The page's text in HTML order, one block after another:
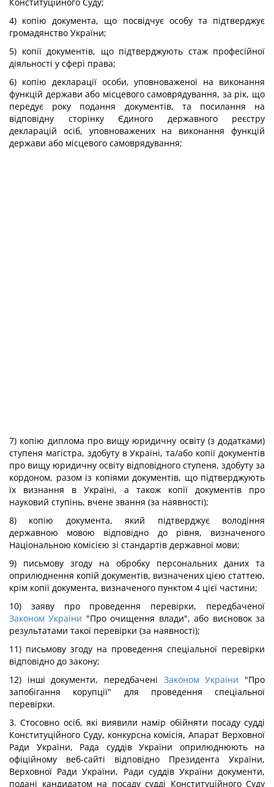
4) копію документа, що посвідчує особу та підтверджує
громадянство України;
5) копії документів, що підтверджують стаж професійної
діяльності у сфері права;
6) копію декларації особи, уповноваженої на виконання
функцій держави або місцевого самоврядування, за рік, що
передує року подання документів, та посилання на
відповідну сторінку Єдиного державного реєстру
декларацій осіб, уповноважених на виконання функцій
держави або місцевого самоврядування;
7) копію диплома про вищу юридичну освіту (з додатками)
ступеня магістра, здобуту в Україні, та/або копії документів
про вищу юридичну освіту відповідного ступеня, здобуту за
кордоном, разом із копіями документів, що підтверджують
їх визнання в Україні, а також копії документів про
науковий ступінь, вчене звання (за наявності);
8) копію документа, який підтверджує володіння
державною мовою відповідно до рівня, визначеного
Національною комісією зі стандартів державної мови;
9) письмову згоду на обробку персональних даних та
оприлюднення копій документів, визначених цією статтею,
крім копії документа, визначеного пунктом 4 цієї частини;
10) заяву про проведення перевірки, передбаченої
Законом України "Про очищення влади", або висновок за
результатами такої перевірки (за наявності);
11) письмову згоду на проведення спеціальної перевірки
відповідно до закону;
12) інші документи, передбачені Законом України "Про
запобігання корупції" для проведення спеціальної
перевірки.
3. Стосовно осіб, які виявили намір обійняти посаду судді
Конституційного Суду, конкурсна комісія, Апарат Верховної
Ради України, Рада суддів України оприлюднюють на
офіційному веб-сайті відповідно Президента України,
Верховної Ради України, Ради суддів України документи,
подані кандидатом на посаду судді Конституційного Суду